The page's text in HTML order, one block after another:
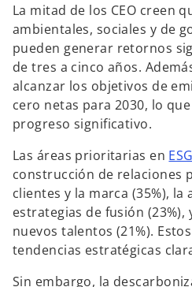
La mitad de los CEO creen
ambientales, sociales y de
pueden generar retornos
de tres a cinco años.
alcanzar los objetivos de
cero netas para 2030, lo
progreso significativo.
Las áreas prioritarias en ESG
construcción de relaciones
clientes y la marca (35%),
estrategias de fusión (23%),
nuevos talentos (21%).
tendencias estratégicas
Sin embargo, la